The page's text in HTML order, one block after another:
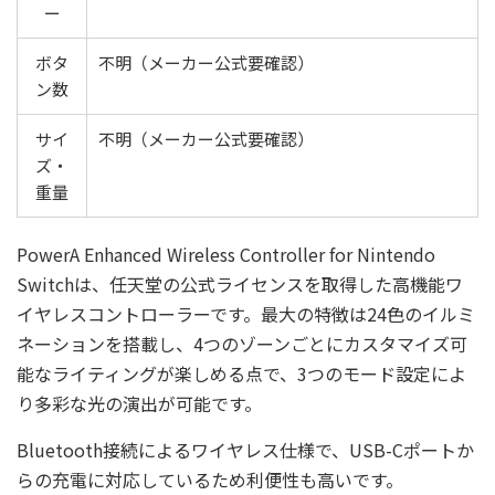
ー
ボタ
ン数
不明（メーカー公式要確認）
サイ
ズ・
重量
不明（メーカー公式要確認）
PowerA Enhanced Wireless Controller for Nintendo
Switchは、任天堂の公式ライセンスを取得した高機能ワ
イヤレスコントローラーです。最大の特徴は24色のイルミ
ネーションを搭載し、4つのゾーンごとにカスタマイズ可
能なライティングが楽しめる点で、3つのモード設定によ
り多彩な光の演出が可能です。
Bluetooth接続によるワイヤレス仕様で、USB-Cポートか
らの充電に対応しているため利便性も高いです。